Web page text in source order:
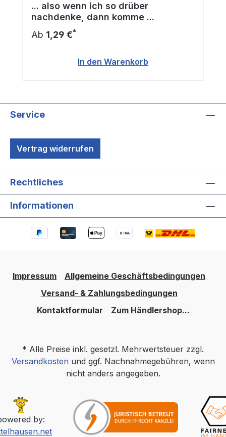
... also wenn ich so drüber
nachdenke, dann komme ...
Ab 1,29 €*
In den Warenkorb
Service
Vertrag widerrufen
Rechtliches
Informationen
Impressum
Allgemeine Geschäftsbedingungen
Versand- & Zahlungsbedingungen
Kontaktformular
Zum Händlershop...
* Alle Preise inkl. gesetzl. Mehrwertsteuer zzgl.
Versandkostenund ggf. Nachnahmegebühren, wenn
nicht anders angegeben.
by: